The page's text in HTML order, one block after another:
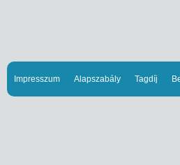
Impresszum Alapszabály Tagdíj